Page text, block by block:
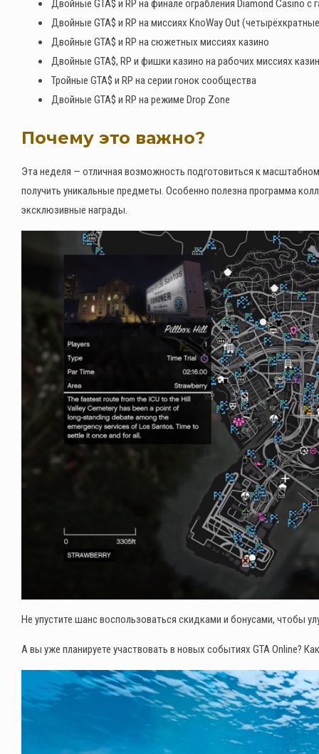
Двойные GTA$ и RP на финале ограбления Diamond Casino с
Двойные GTA$ и RP на миссиях KnoWay Out
Двойные GTA$ и RP на сюжетных миссиях казино
Двойные GTA$, RP и фишки казино на рабочих миссиях
Тройные GTA$ и RP на серии гонок сообщества
Двойные GTA$ и RP на режиме Drop Zone
Почему это важно?
Эта неделя — отличная возможность подготовиться к
получить уникальные предметы. Особенно полезна программа
эксклюзивные награды.
Не упустите шанс воспользоваться скидками и бонусами, чтобы
А вы уже планируете участвовать в новых событиях GTA Online?